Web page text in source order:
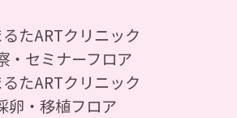
たARTクリニック
・セミナーフロア
たARTクリニック
卵・移植フロア